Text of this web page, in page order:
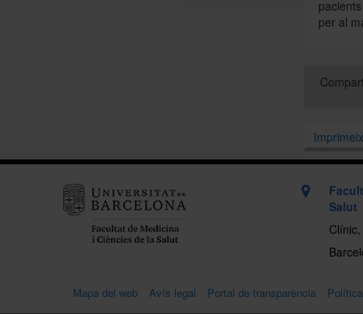
per al
Imprimeix
Salut
Mapa del web Avís legal Portal de transparència